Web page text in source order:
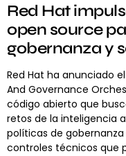
Red Hat
open source
gobernanza y
Red Hat ha anunciado
And Governance
código abierto que
retos de la inteligencia
políticas de
controles técnicos que